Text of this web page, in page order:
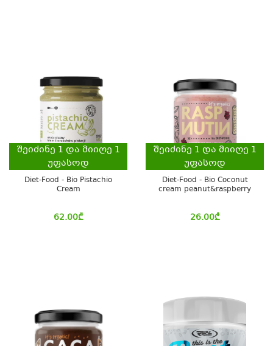
შეიძინე 1 და მიიღე 1
უფასოდ
Diet-Food - Bio Pistachio
Cream
62.00₾
შეიძინე 1 და მიიღე 1
უფასოდ
Diet-Food - Bio Coconut
cream peanut&raspberry
26.00₾